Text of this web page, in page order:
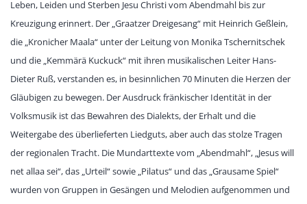
Leben, Leiden und Sterben Jesu Christi vom Abendmahl bis zur
Kreuzigung erinnert. Der „Graatzer Dreigesang“ mit Heinrich Geßlein,
die „Kronicher Maala“ unter der Leitung von Monika Tschernitschek
und die „Kemmärä Kuckuck“ mit ihren musikalischen Leiter Hans-
Dieter Ruß, verstanden es, in besinnlichen 70 Minuten die Herzen der
Gläubigen zu bewegen. Der Ausdruck fränkischer Identität in der
Volksmusik ist das Bewahren des Dialekts, der Erhalt und die
Weitergabe des überlieferten Liedguts, aber auch das stolze Tragen
der regionalen Tracht. Die Mundarttexte vom „Abendmahl“, „Jesus will
net allaa sei“, das „Urteil“ sowie „Pilatus“ und das „Grausame Spiel“
wurden von Gruppen in Gesängen und Melodien aufgenommen und